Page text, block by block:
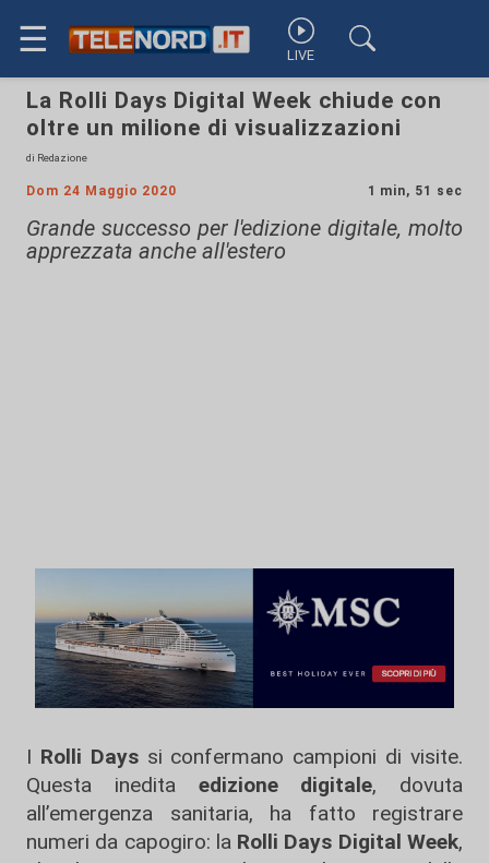
☰ LIVE
La Rolli Days Digital Week chiude con
oltre un milione di visualizzazioni
di Redazione
Dom 24 Maggio 2020 1 min, 51 sec
Grande successo per l'edizione digitale, molto
apprezzata anche all'estero
I Rolli Dayssi confermano campioni di visite.
Questa inedita edizione digitale, dovuta
all’emergenza sanitaria, ha fatto registrare
numeri da capogiro: la Rolli Days Digital Week,